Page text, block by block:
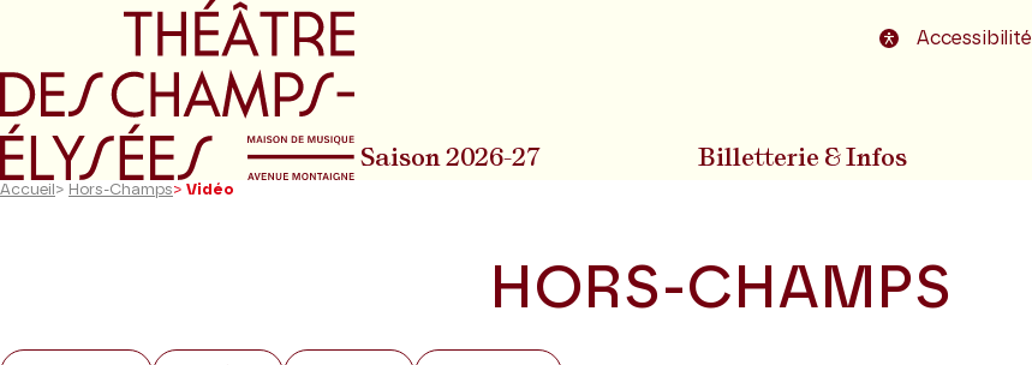
Aller au menu principal Aller au pied de la page Accessibilité
Saison 2026-27 Billetterie & Infos
Accueil > Hors-Champs> Vidéo
HORS-CHAMPS